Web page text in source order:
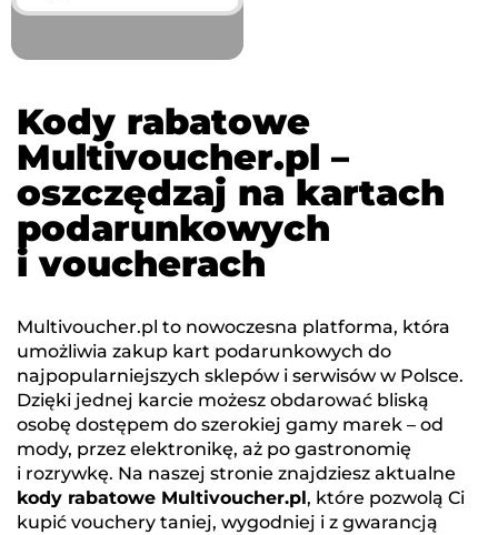
Kody rabatowe
Multivoucher.pl –
oszczędzaj na kartach
podarunkowych
i voucherach
Multivoucher.pl to nowoczesna platforma, która
umożliwia zakup kart podarunkowych do
najpopularniejszych sklepów i serwisów w Polsce.
Dzięki jednej karcie możesz obdarować bliską
osobę dostępem do szerokiej gamy marek – od
mody, przez elektronikę, aż po gastronomię
i rozrywkę. Na naszej stronie znajdziesz aktualne
kody rabatowe Multivoucher.pl, które pozwolą Ci
kupić vouchery taniej, wygodniej i z gwarancją